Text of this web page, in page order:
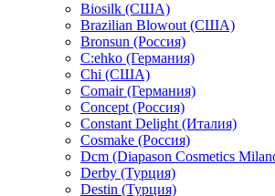
Biosilk (США)
Brazilian Blowout (США)
Bronsun (Россия)
C:ehko (Германия)
Chi (США)
Comair (Германия)
Concept (Россия)
Constant Delight (Италия)
Cosmake (Россия)
Dcm (Diapason Cosmetics
Derby (Турция)
Destin (Турция)